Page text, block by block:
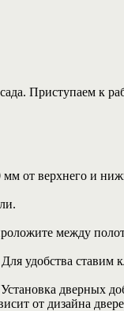
Приступаем к
от верхнего и
между
удобства
дверных
от дизайна